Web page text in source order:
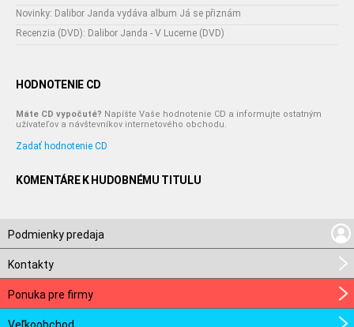
Novinky: Dalibor Janda vydáva album Já se přiznám
Recenzia (DVD): Dalibor Janda - V Lucerne (DVD)
HODNOTENIE CD
Máte CD vypočuté? Napíšte Vaše hodnotenie CD a informujte ostatným
užívateľov a návštevníkov internetového obchodu.
Zadať hodnotenie CD
KOMENTÁRE K HUDOBNÉMU TITULU
Podmienky predaja
Kontakty
Ponuka pre firmy